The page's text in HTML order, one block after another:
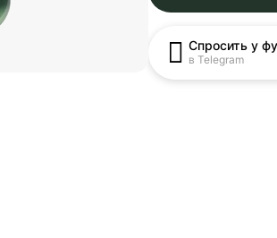
Спросить у
в Telegram